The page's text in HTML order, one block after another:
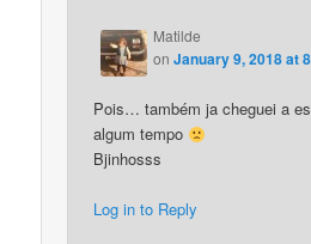
Matilde
onJanuary 9, 2018 at
Pois… também ja cheguei a
algum tempo
Bjinhosss
Log in to Reply